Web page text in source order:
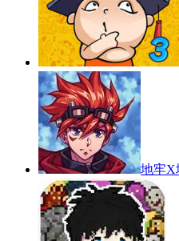
地牢X